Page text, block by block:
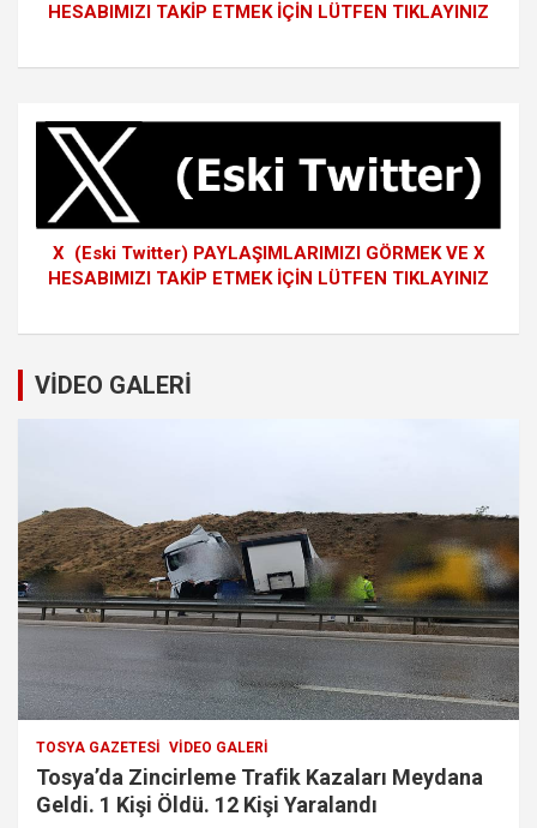
HESABIMIZI TAKİP ETMEK İÇİN LÜTFEN TIKLAYINIZ
X (Eski Twitter) PAYLAŞIMLARIMIZI GÖRMEK VE X
HESABIMIZI TAKİP ETMEK İÇİN LÜTFEN TIKLAYINIZ
VİDEO GALERİ
TOSYA GAZETESI VIDEO GALERI
Tosya’da Zincirleme Trafik Kazaları Meydana
Geldi. 1 Kişi Öldü. 12 Kişi Yaralandı